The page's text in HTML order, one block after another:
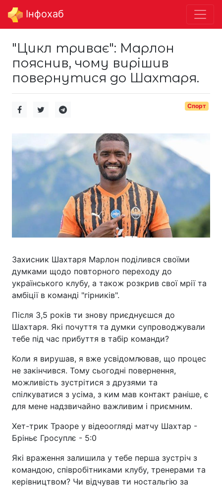
Інфохаб
"Цикл триває": Марлон
пояснив, чому вирішив
повернутися до Шахтаря.
Спорт
Захисник Шахтаря Марлон поділився своїми
думками щодо повторного переходу до
українського клубу, а також розкрив свої мрії та
амбіції в команді "гірників".
Після 3,5 років ти знову приєднуєшся до
Шахтаря. Які почуття та думки супроводжували
тебе під час прибуття в табір команди?
Коли я вирушав, я вже усвідомлював, що процес
не закінчився. Тому сьогодні повернення,
можливість зустрітися з друзями та
спілкуватися з усіма, з ким мав контакт раніше, є
для мене надзвичайно важливим і приємним.
Хет-трик Траоре у відеоогляді матчу Шахтар -
Бріньє Гросуплє - 5:0
Які враження залишила у тебе перша зустріч з
командою, співробітниками клубу, тренерами та
керівництвом? Чи відчував ти ностальгію за